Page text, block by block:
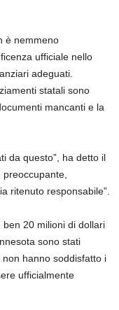
è nemmeno
ufficiale nello
adeguati.
statali sono
mancanti e la
da questo”, ha detto il
ritenuto responsabile”.
ben 20 milioni di dollari
sono stati
hanno soddisfatto i
ufficialmente